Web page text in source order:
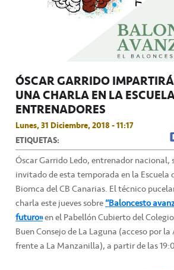
ÓSCAR GARRIDO IMPARTIRÁ
UNA CHARLA EN LA
ENTRENADORES
Lunes, 31 Diciembre, 2018 - 11:17
ETIQUETAS:
Óscar Garrido Ledo, entrenador nacional,
invitado de esta temporada en la Escuela
Biomca del CB Canarias. El técnico
charla este jueves sobre“Baloncesto
futuro”en el Pabellón Cubierto del
Buen Consejo de La Laguna (acceso por
frente a La Manzanilla), a partir de las